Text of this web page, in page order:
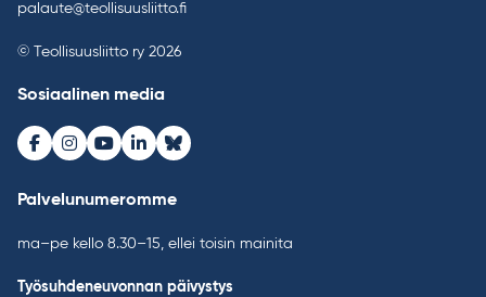
palaute@teollisuusliitto.fi
© Teollisuusliitto ry 2026
Sosiaalinen media
Facebook
Instagram
Youtube
LinkedInBluesky
Palvelunumeromme
ma–pe kello 8.30–15, ellei toisin mainita
Työsuhdeneuvonnan päivystys